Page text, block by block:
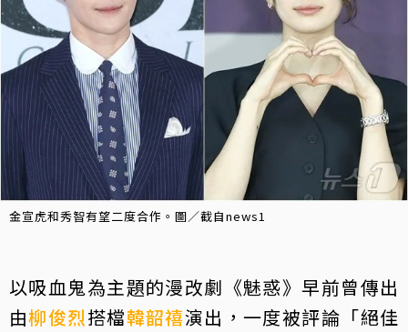
金宣虎和秀智有望二度合作。圖／截自news1
以吸血鬼為主題的漫改劇《魅惑》早前曾傳出
由柳俊烈搭檔韓韶禧演出，一度被評論「絕佳